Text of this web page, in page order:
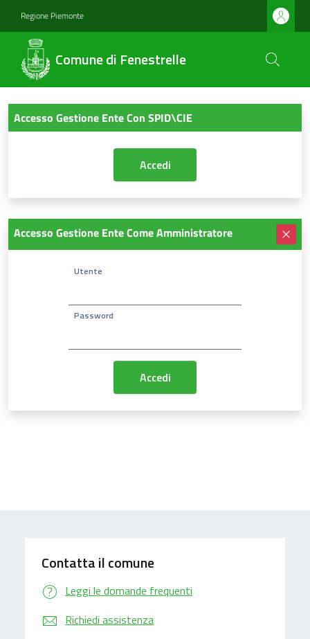
Regione Piemonte
Comune di Fenestrelle
Accesso Gestione Ente Con SPID\CIE
Accesso Gestione Ente Come Amministratore
Utente
Password
Contatta il comune
Leggi le domande frequenti
Richiedi assistenza